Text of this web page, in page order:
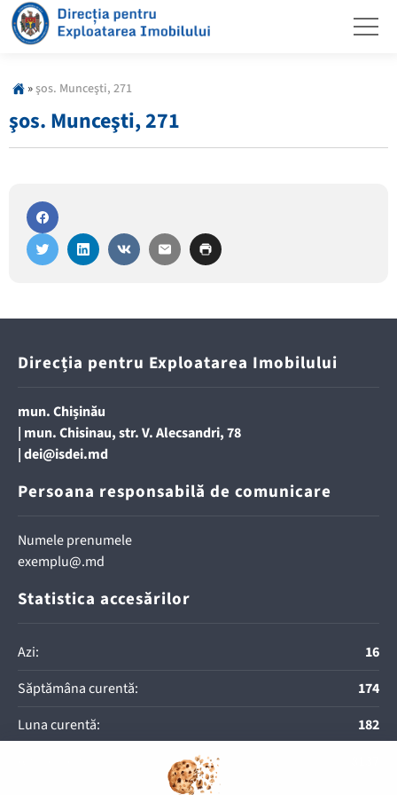
» şos. Munceşti, 271
şos. Munceşti, 271
Direcția pentru Exploatarea Imobilului
mun. Chișinău
| mun. Chisinau, str. V. Alecsandri, 78
|dei@isdei.md
Persoana responsabilă de comunicare
Numele prenumele
exemplu@.md
Statistica accesărilor
Azi:
16
Săptămâna curentă:
174
Luna curentă:
182